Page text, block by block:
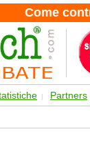
Come
| Partners